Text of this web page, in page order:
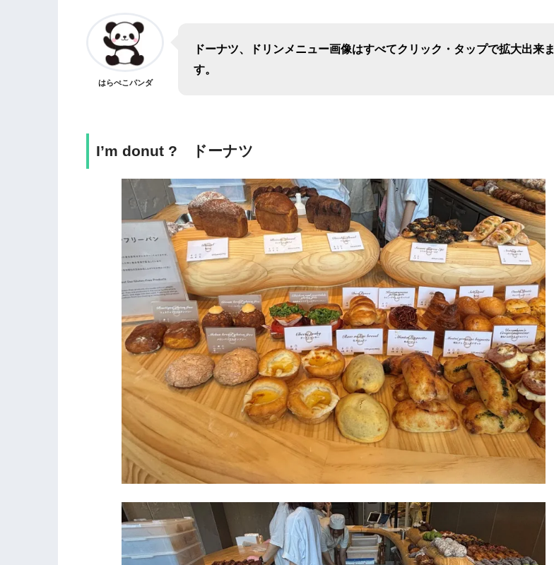
はらぺこパンダ
ドーナツ、ドリンメニュー画像はすべてクリック・タップで拡大出来ま
す。
I’m donut ? ドーナツ